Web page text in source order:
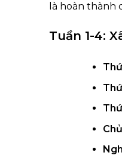
là hoàn thành
Tuần 1-4: